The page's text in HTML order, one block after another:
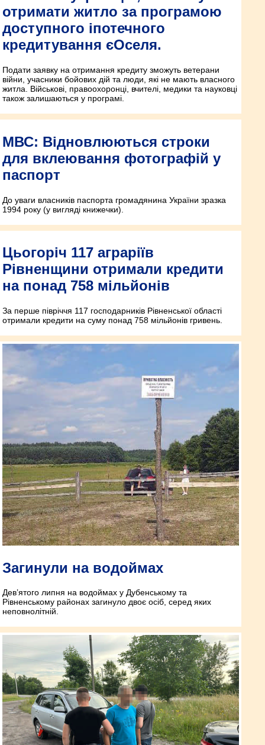
отримати житло за програмою
доступного іпотечного
кредитування єОселя.
Подати заявку на отримання кредиту зможуть ветерани
війни, учасники бойових дій та люди, які не мають власного
житла. Військові, правоохоронці, вчителі, медики та науковці
також залишаються у програмі.
МВС: Відновлюються строки
для вклеювання фотографій у
паспорт
До уваги власників паспорта громадянина України зразка
1994 року (у вигляді книжечки).
Цьогоріч 117 аграріїв
Рівненщини отримали кредити
на понад 758 мільйонів
За перше півріччя 117 господарників Рівненської області
отримали кредити на суму понад 758 мільйонів гривень.
Загинули на водоймах
Дев’ятого липня на водоймах у Дубенському та
Рівненському районах загинуло двоє осіб, серед яких
неповнолітній.